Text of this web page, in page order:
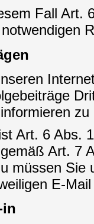
Fall Art.
Art. 6 Abs.
Art. 7
müssen Sie
E-
in